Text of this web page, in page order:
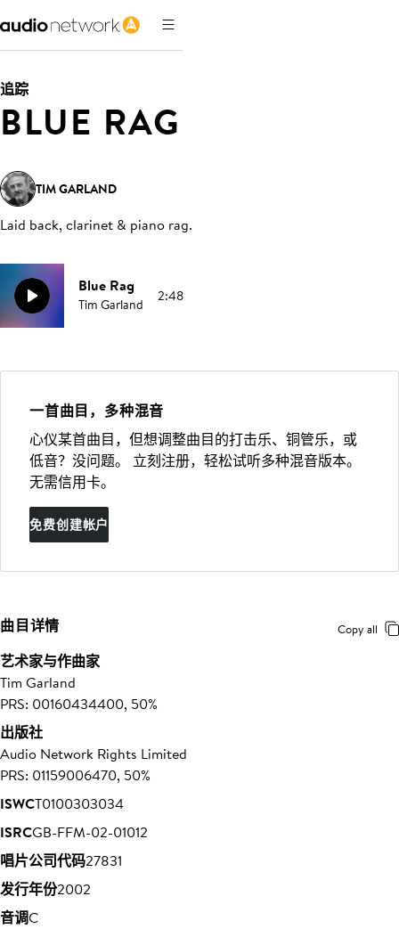
追踪
BLUE RAG
TIM GARLAND
Laid back, clarinet & piano rag.
Blue Rag
Tim Garland 2:48
一首曲目，多种混音
心仪某首曲目，但想调整曲目的打击乐、铜管乐，或
低音？没问题。 立刻注册，轻松试听多种混音版本。
无需信用卡。
免费创建帐户
曲目详情 Copy all
艺术家与作曲家
Tim Garland
PRS: 00160434400, 50%
出版社
Audio Network Rights Limited
PRS: 01159006470, 50%
ISWCT0100303034
ISRCGB-FFM-02-01012
唱片公司代码27831
发行年份2002
音调C